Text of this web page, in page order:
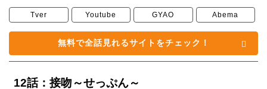
Tver Youtube GYAO Abema
無料で全話見れるサイトをチェック！
12話：接吻～せっぷん～